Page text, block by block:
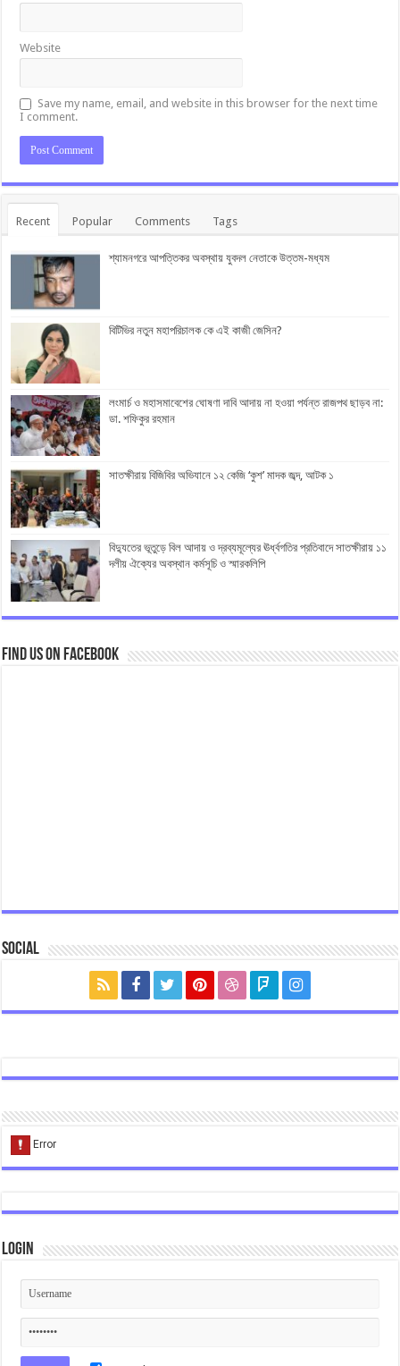
Website
Save my name, email, and website in this browser for the next time
I comment.
Recent Popular Comments Tags
শ্যামনগরে আপত্তিকর অবস্থায় যুবদল নেতাকে উত্তম-মধ্যম
বিটিভির নতুন মহাপরিচালক কে এই কাজী জেসিন?
লংমার্চ ও মহাসমাবেশের ঘোষণা দাবি আদায় না হওয়া পর্যন্ত রাজপথ ছাড়ব না:
ডা. শফিকুর রহমান
সাতক্ষীরায় বিজিবির অভিযানে ১২ কেজি ‘কুশ’ মাদক জব্দ, আটক ১
বিদ্যুতের ভূতুড়ে বিল আদায় ও দ্রব্যমূল্যের ঊর্ধ্বগতির প্রতিবাদে সাতক্ষীরায় ১১
দলীয় ঐক্যের অবস্থান কর্মসূচি ও স্মারকলিপি
Find us on Facebook
Social
Login